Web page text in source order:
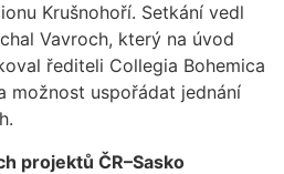
Krušnohoří. Setkání vedl
Vavroch, který na úvod
řediteli Collegia Bohemica
možnost uspořádat jednání
projektů ČR–Sasko